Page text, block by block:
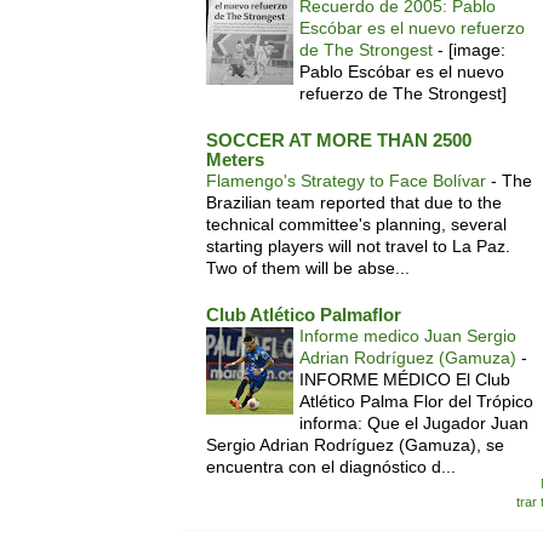
Recuerdo de 2005: Pablo
Escóbar es el nuevo refuerzo
de The Strongest - [image:
Pablo Escóbar es el nuevo
refuerzo de The Strongest]
SOCCER AT MORE THAN 2500
Meters
Flamengo's Strategy to Face Bolívar - The
Brazilian team reported that due to the
technical committee's planning, several
starting players will not travel to La Paz.
Two of them will be abse...
Club Atlético Palmaflor
Informe medico Juan Sergio
Adrian Rodríguez (Gamuza) -
INFORME MÉDICO El Club
Atlético Palma Flor del Trópico
informa: Que el Jugador Juan
Sergio Adrian Rodríguez (Gamuza), se
encuentra con el diagnóstico d...
trar